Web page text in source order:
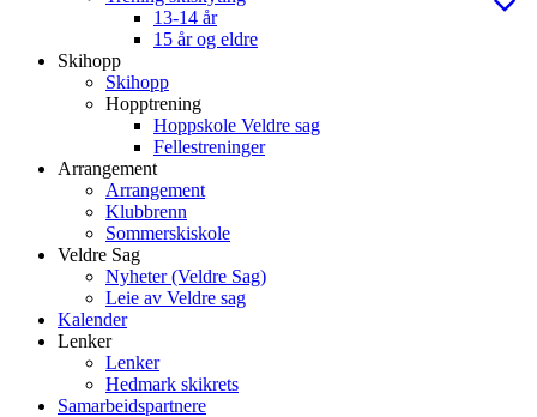
13-14 år
15 år og eldre
Skihopp
Skihopp
Hopptrening
Hoppskole Veldre sag
Fellestreninger
Arrangement
Arrangement
Klubbrenn
Sommerskiskole
Veldre Sag
Nyheter (Veldre Sag)
Leie av Veldre sag
Kalender
Lenker
Lenker
Hedmark skikrets
Samarbeidspartnere